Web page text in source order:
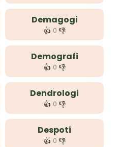
Demagogi
👍 0 👎
Demografi
👍 0 👎
Dendrologi
👍 0 👎
Despoti
👍 0 👎